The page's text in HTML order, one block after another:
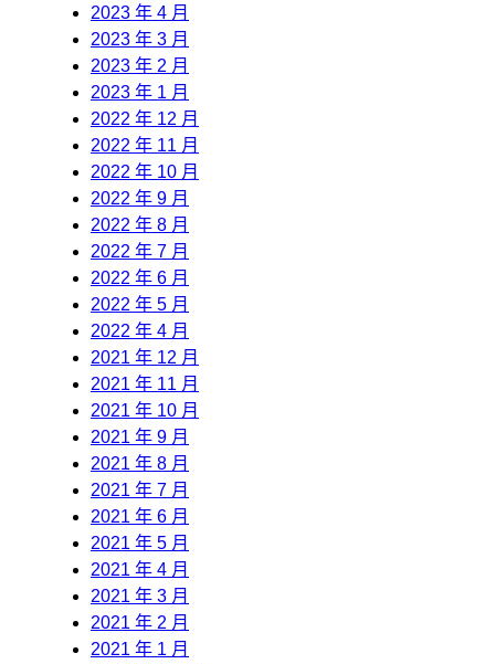
2023 年 4 月
2023 年 3 月
2023 年 2 月
2023 年 1 月
2022 年 12 月
2022 年 11 月
2022 年 10 月
2022 年 9 月
2022 年 8 月
2022 年 7 月
2022 年 6 月
2022 年 5 月
2022 年 4 月
2021 年 12 月
2021 年 11 月
2021 年 10 月
2021 年 9 月
2021 年 8 月
2021 年 7 月
2021 年 6 月
2021 年 5 月
2021 年 4 月
2021 年 3 月
2021 年 2 月
2021 年 1 月